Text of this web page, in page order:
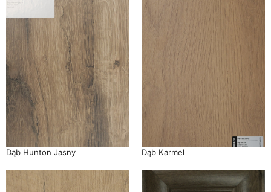
Dąb Hunton Jasny Dąb Karmel